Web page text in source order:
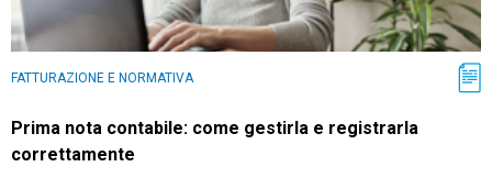
FATTURAZIONE E NORMATIVA
Prima nota contabile: come gestirla e registrarla
correttamente